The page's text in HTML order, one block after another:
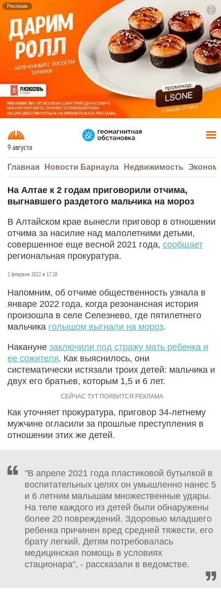
Реклама
9 августа
Главная Новости Барнаула Недвижимость
На Алтае к 2 годам приговорили отчима,
выгнавшего раздетого мальчика на мороз
В Алтайском крае вынесли приговор в отношении
отчима за насилие над малолетними детьми,
совершенное еще весной 2021 года, сообщает
региональная прокуратура.
2 февраля 2022 в 17:28
Напомним, об отчиме общественность узнала в
январе 2022 года, когда резонансная история
произошла в селе Селезнево, где пятилетнего
мальчика голышом выгнали на мороз.
Накануне заключили под стражу мать ребенка и
ее сожителя. Как выяснилось, они
систематически истязали троих детей: мальчика и
двух его братьев, которым 1,5 и 6 лет.
Как уточняет прокуратура, приговор 34-летнему
мужчине огласили за прошлые преступления в
отношении этих же детей.
"В апреле 2021 года пластиковой бутылкой в
воспитательных целях он умышленно нанес 5
и 6 летним малышам множественные удары.
На теле каждого из детей были обнаружены
более 20 повреждений. Здоровью младшего
ребенка причинен вред средней тяжести, его
брату легкий. Детям потребовалась
медицинская помощь в условиях
стационара", - рассказали в ведомстве.